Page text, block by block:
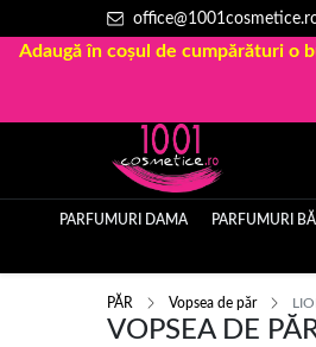
Adaugă în coșul de cumpărături o
PARFUMURI DAMA PARFUMURI
PĂR Vopsea de păr
VOPSEA DE